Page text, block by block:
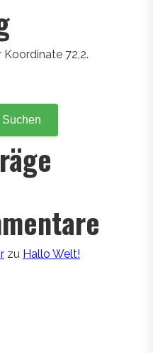
72,2.
Suchen
zu Hallo Welt!